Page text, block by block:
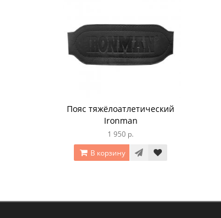
Пояс тяжёлоатлетический
Ironman
1 950 р.
В корзину